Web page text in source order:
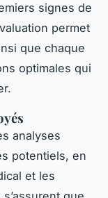
signes de
permet
que chaque
optimales qui
analyses
potentiels, en
et les